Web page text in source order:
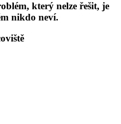
který nelze řešit, je
nikdo neví.